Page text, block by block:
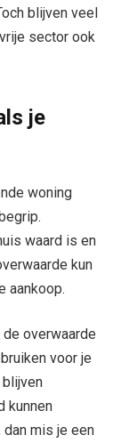
blijven veel
sector ook
je
woning
waard is en
kun
aankoop.
overwaarde
voor je
kunnen
dan mis je een